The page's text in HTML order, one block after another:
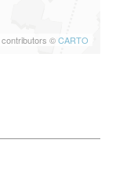
contributors ©CARTO